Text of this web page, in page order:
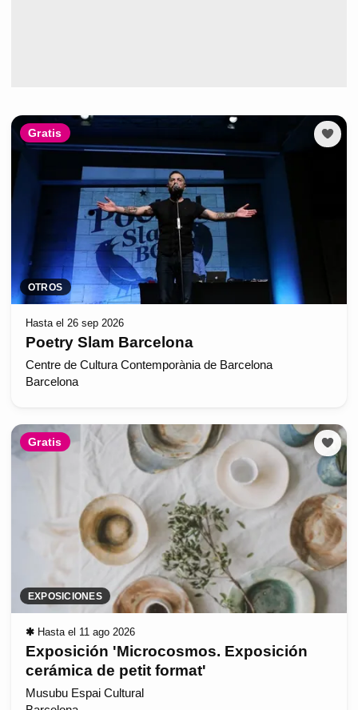
Gratis
OTROS
Hasta el 26 sep 2026
Poetry Slam Barcelona
Centre de Cultura Contemporània de Barcelona
Barcelona
Gratis
EXPOSICIONES
✱ Hasta el 11 ago 2026
Exposición 'Microcosmos. Exposición
cerámica de petit format'
Musubu Espai Cultural